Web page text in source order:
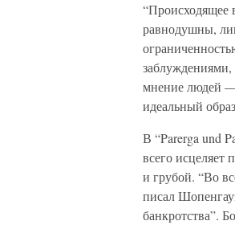
“Происходящее
равнодушны,
мнение людей
идеальный
В “Parerga und
всего
и грубой. “Во
писал
банкротства”.